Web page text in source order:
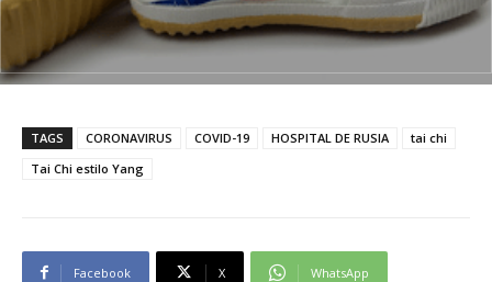
TAGS CORONAVIRUS COVID-19 HOSPITAL DE RUSIA
tai chi
Tai Chi estilo Yang
Facebook X WhatsApp